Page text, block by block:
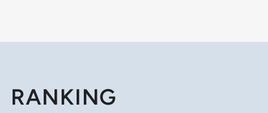
RANKING